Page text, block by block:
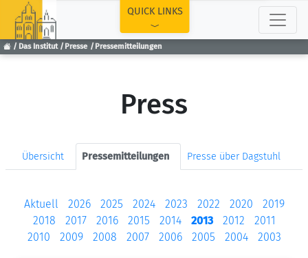
Das Institut Presse Pressemitteilungen
QUICK LINKS
Press
Übersicht Pressemitteilungen Presse über Dagstuhl
Aktuell 2026 2025 2024 2023 2022 2020
2019
2018
2017 2016 2015 2014 2013 2012
2011
2010
2009 2008 2007 2006 2005 2004 2003